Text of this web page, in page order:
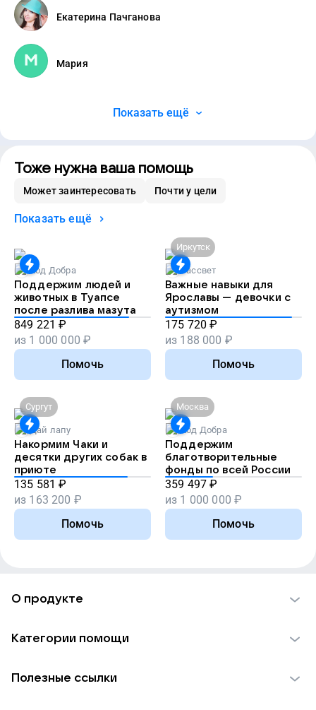
Екатерина Пачганова
Мария
Показать ещё
Тоже нужна ваша помощь
Может заинтересовать Почти у цели
Показать ещё
Код Добра
Поддержим людей и
животных в Туапсе
после разлива мазута
849 221 ₽
из 1 000 000 ₽
Помочь
Иркутск
Рассвет
Важные навыки для
Ярославы — девочки с
аутизмом
175 720 ₽
из 188 000 ₽
Помочь
Сургут
Дай лапу
Накормим Чаки и
десятки других собак в
приюте
135 581 ₽
из 163 200 ₽
Помочь
Москва
Код Добра
Поддержим
благотворительные
фонды по всей России
359 497 ₽
из 1 000 000 ₽
Помочь
О продукте
Использование материалов
Категории помощи
Полезные ссылки